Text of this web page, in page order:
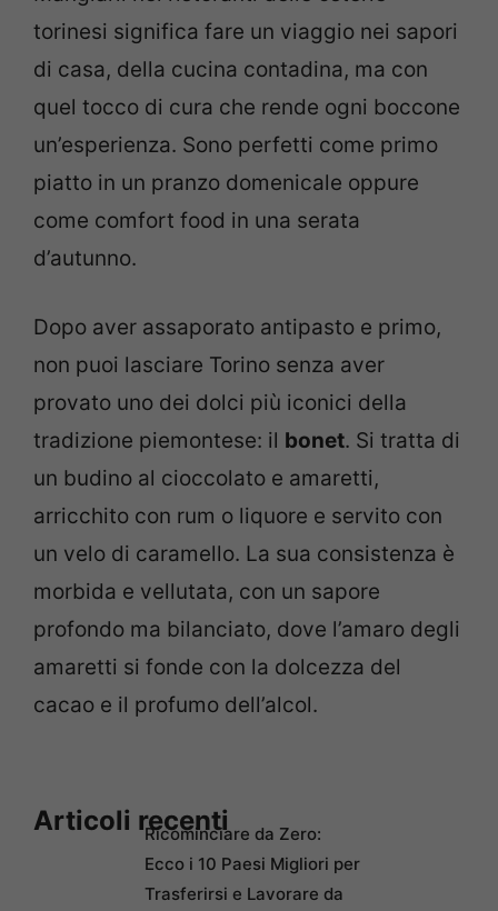
torinesi significa fare un viaggio nei sapori
di casa, della cucina contadina, ma con
quel tocco di cura che rende ogni boccone
un’esperienza. Sono perfetti come primo
piatto in un pranzo domenicale oppure
come comfort food in una serata
d’autunno.
Dopo aver assaporato antipasto e primo,
non puoi lasciare Torino senza aver
provato uno dei dolci più iconici della
tradizione piemontese: il bonet. Si tratta di
un budino al cioccolato e amaretti,
arricchito con rum o liquore e servito con
un velo di caramello. La sua consistenza è
morbida e vellutata, con un sapore
profondo ma bilanciato, dove l’amaro degli
amaretti si fonde con la dolcezza del
cacao e il profumo dell’alcol.
Articoli recentiRicominciare da Zero:
Ecco i 10 Paesi Migliori per
Trasferirsi e Lavorare da